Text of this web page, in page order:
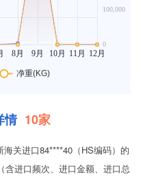
情 10家
关进口84****40（HS编码）的
含进口频次、进口金额、进口总